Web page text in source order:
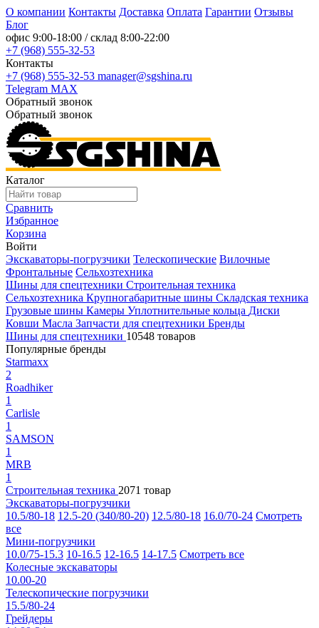
О компании Контакты Доставка Оплата Гарантии Отзывы
Блог
офис 9:00-18:00 / склад 8:00-22:00
+7 (968) 555-32-53
Контакты
+7 (968) 555-32-53 manager@sgshina.ru
Telegram MAX
Обратный звонок
Обратный звонок
Каталог
Сравнить
Избранное
Корзина
Войти
Экскаваторы-погрузчики Телескопические Вилочные
Фронтальные Сельхозтехника
Шины для спецтехники Строительная техника
Сельхозтехника Крупногабаритные шины Складская техника
Грузовые шины Камеры Уплотнительные кольца Диски
Ковши Масла Запчасти для спецтехники Бренды
Шины для спецтехники 10548 товаров
Популярные бренды
Starmaxx
2
Roadhiker
1
Carlisle
1
SAMSON
1
MRB
1
Строительная техника 2071 товар
Экскаваторы-погрузчики
10.5/80-18 12.5-20 (340/80-20) 12.5/80-18 16.0/70-24 Смотреть
все
Мини-погрузчики
10.0/75-15.3 10-16.5 12-16.5 14-17.5 Смотреть все
Колесные экскаваторы
10.00-20
Телескопические погрузчики
15.5/80-24
Грейдеры